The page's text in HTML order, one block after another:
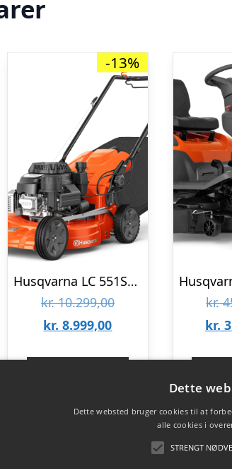
-13%
Husqvarna LC 551SP Plæneklipper
kr.10.299,00Den
kr. 10.299,00.
kr. 8.999,00Den
kr. 8.999,00.
kr.
kr.
Dette
Dette websted bruger cookies til at
alle cookies i
STRENGT